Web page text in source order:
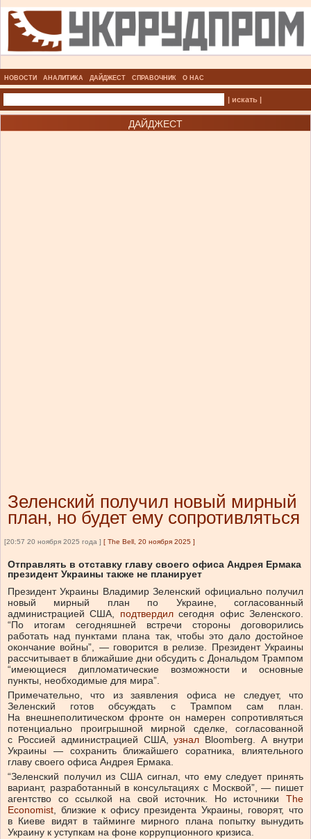
НОВОСТИ АНАЛИТИКА ДАЙДЖЕСТ СПРАВОЧНИК О НАС
| искать |
ДАЙДЖЕСТ
Зеленский получил новый мирный
план, но будет ему сопротивляться
[20:57 20 ноября 2025 года ] [ The Bell, 20 ноября 2025 ]
Отправлять в отставку главу своего офиса Андрея Ермака
президент Украины также не планирует
Президент Украины Владимир Зеленский официально получил
новый мирный план по Украине, согласованный
администрацией США, подтвердилсегодня офис Зеленского.
“По итогам сегодняшней встречи стороны договорились
работать над пунктами плана так, чтобы это дало достойное
окончание войны”, — говорится в релизе. Президент Украины
рассчитывает в ближайшие дни обсудить с Дональдом Трампом
“имеющиеся дипломатические возможности и основные
пункты, необходимые для мира”.
Примечательно, что из заявления офиса не следует, что
Зеленский готов обсуждать с Трампом сам план.
На внешнеполитическом фронте он намерен сопротивляться
потенциально проигрышной мирной сделке, согласованной
с Россией администрацией США,узнал Bloomberg. А внутри
Украины — сохранить ближайшего соратника, влиятельного
главу своего офиса Андрея Ермака.
“Зеленский получил из США сигнал, что ему следует принять
вариант, разработанный в консультациях с Москвой”, — пишет
агентство со ссылкой на свой источник. Но источники The
Economist, близкие к офису президента Украины, говорят, что
в Киеве видят в тайминге мирного плана попытку вынудить
Украину к уступкам на фоне коррупционного кризиса.